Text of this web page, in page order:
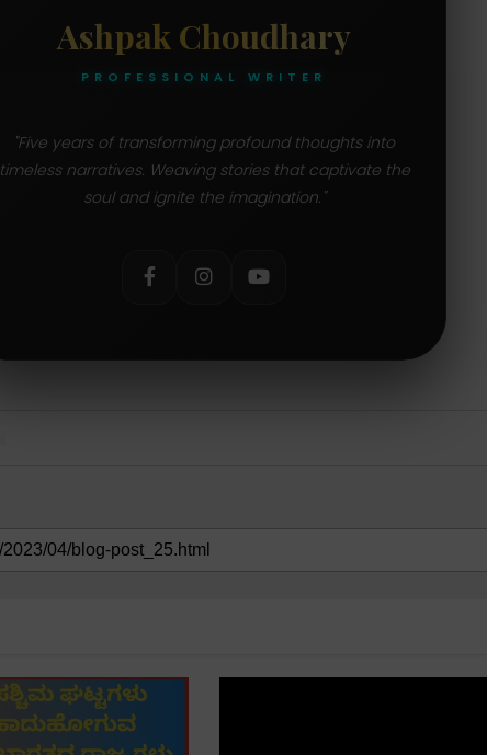
Ashpak Choudhary
PROFESSIONAL WRITER
"Five years of transforming profound thoughts into
timeless narratives. Weaving stories that captivate the
soul and ignite the imagination."